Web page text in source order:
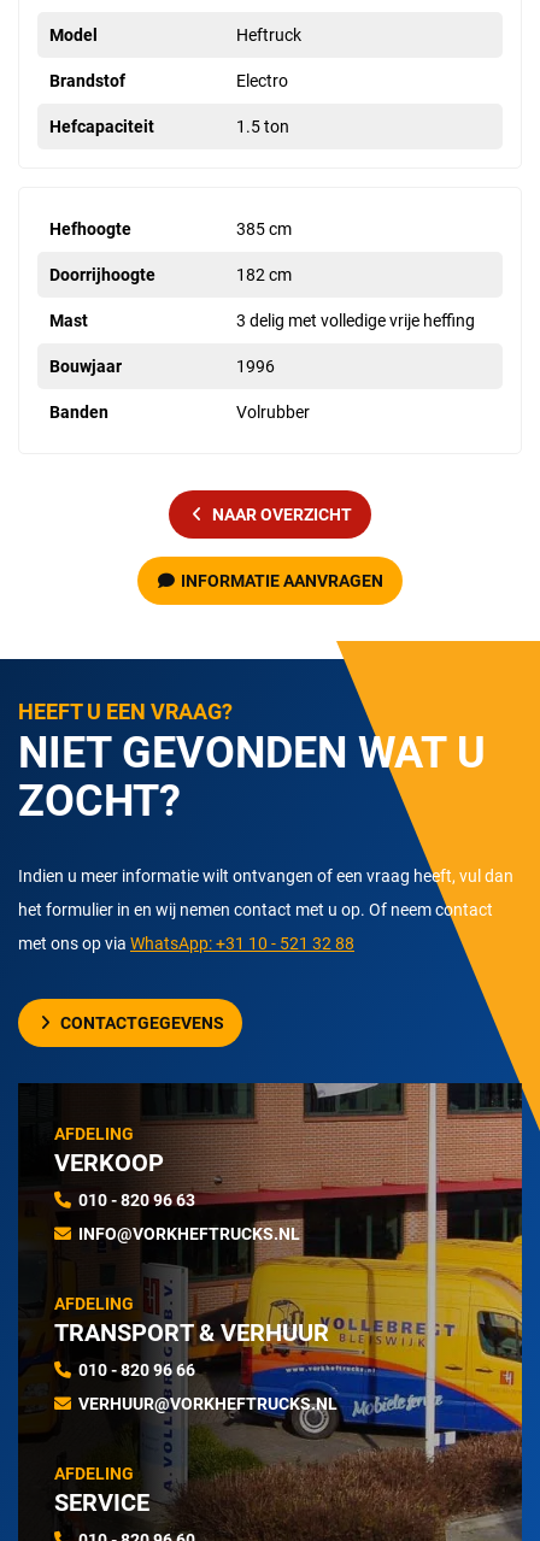
Model Heftruck
Brandstof Electro
Hefcapaciteit 1.5 ton
Hefhoogte 385 cm
Doorrijhoogte 182 cm
Mast 3 delig met volledige vrije heffing
Bouwjaar 1996
Banden Volrubber
NAAR OVERZICHT
INFORMATIE AANVRAGEN
HEEFT U EEN VRAAG?
NIET GEVONDEN WAT U
ZOCHT?
Indien u meer informatie wilt ontvangen of een vraag heeft, vul dan
het formulier in en wij nemen contact met u op. Of neem contact
met ons op via WhatsApp: +31 10 - 521 32 88
CONTACTGEGEVENS
AFDELING
VERKOOP
010 - 820 96 63
INFO@VORKHEFTRUCKS.NL
AFDELING
TRANSPORT & VERHUUR
010 - 820 96 66
VERHUUR@VORKHEFTRUCKS.NL
AFDELING
SERVICE